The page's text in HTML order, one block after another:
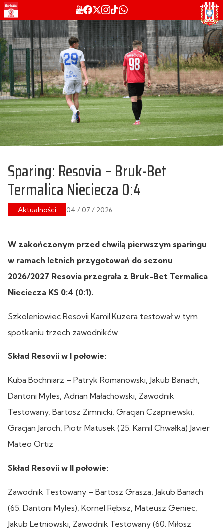
Sparing: Resovia – Bruk-Bet
Termalica Nieciecza 0:4
Aktualności 04 / 07 / 2026
W zakończonym przed chwilą pierwszym sparingu
w ramach letnich przygotowań do sezonu
2026/2027 Resovia przegrała z Bruk-Bet Termalica
Nieciecza KS 0:4 (0:1).
Szkoleniowiec Resovii Kamil Kuzera testował w tym
spotkaniu trzech zawodników.
Skład Resovii w I połowie:
Kuba Bochniarz – Patryk Romanowski, Jakub Banach,
Dantoni Myles, Adrian Małachowski, Zawodnik
Testowany, Bartosz Zimnicki, Gracjan Czapniewski,
Gracjan Jaroch, Piotr Matusek (25. Kamil Chwałka) Javier
Mateo Ortiz
Skład Resovii w II połowie:
Zawodnik Testowany – Bartosz Grasza, Jakub Banach
(65. Dantoni Myles), Kornel Rębisz, Mateusz Geniec,
Jakub Letniowski, Zawodnik Testowany (60. Miłosz